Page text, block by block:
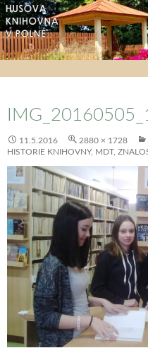
Husova knihovna v
OBSAHU
11.5.2016 2880 × 1728
HISTORIE KNIHOVNY, MDT,